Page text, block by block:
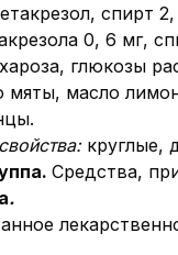
спирт
0, 6 мг,
глюкозы
мяты, масло
круглые,
Средства,
.